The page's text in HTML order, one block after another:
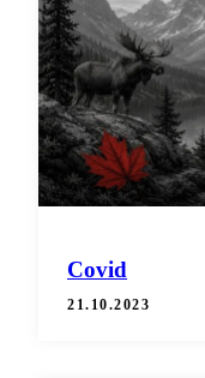
Covid
21.10.2023